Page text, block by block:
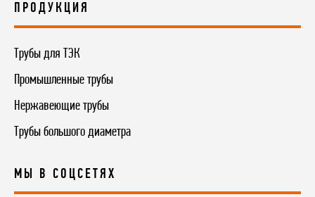
ПРОДУКЦИЯ
Трубы для ТЭК
Промышленные трубы
Нержавеющие трубы
Трубы большого диаметра
МЫ В СОЦСЕТЯХ